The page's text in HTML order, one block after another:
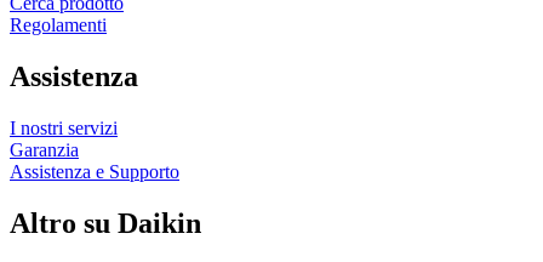
Regolamenti
Assistenza
I nostri servizi
Garanzia
Assistenza e Supporto
Altro su Daikin